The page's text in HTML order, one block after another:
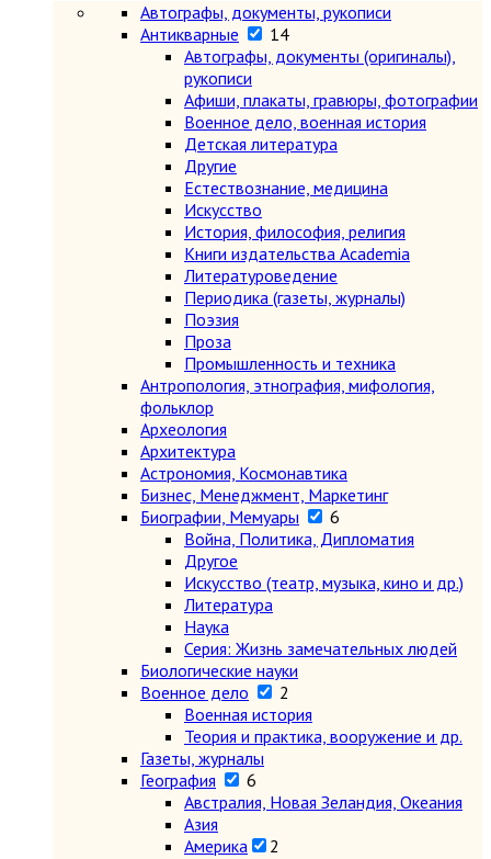
Автографы, документы, рукописи
Антикварные
14
Автографы, документы (оригиналы),
рукописи
Афиши, плакаты, гравюры, фотографии
Военное дело, военная история
Детская литература
Другие
Естествознание, медицина
Искусство
История, философия, религия
Книги издательства Academia
Литературоведение
Периодика (газеты, журналы)
Поэзия
Проза
Промышленность и техника
Антропология, этнография, мифология,
фольклор
Археология
Архитектура
Астрономия, Космонавтика
Бизнес, Менеджмент, Маркетинг
Биографии, Мемуары
6
Война, Политика, Дипломатия
Другое
Искусство (театр, музыка, кино и др.)
Литература
Наука
Серия: Жизнь замечательных людей
Биологические науки
Военное дело
2
Военная история
Теория и практика, вооружение и др.
Газеты, журналы
География
6
Австралия, Новая Зеландия, Океания
Азия
Америка
2